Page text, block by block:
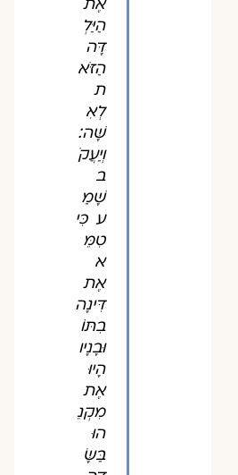
הַיַּלְ
דָּה
הַזֹּא
ת
לְאִ
שָּׁה׃
וְיַעֲקֹ
ב
שָׁמַ
ע כִּי
טִמֵּ
א
אֶת
דִּינָה
בִתּוֹ
וּבָנָיו
הָיוּ
אֶת
מִקְנֵ
הוּ
בַּשָּׂ